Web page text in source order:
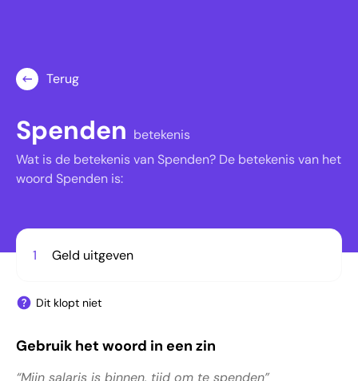
Terug
Spenden betekenis
Wat is de betekenis van Spenden? De betekenis van het
woord Spenden is:
1 Geld uitgeven
Dit klopt niet
Gebruik het woord in een zin
“Mijn salaris is binnen, tijd om te spenden”